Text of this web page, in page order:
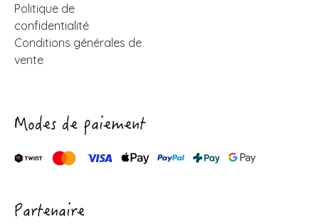
Politique de
confidentialité
Conditions générales de
vente
Modes de paiement
Partenaire